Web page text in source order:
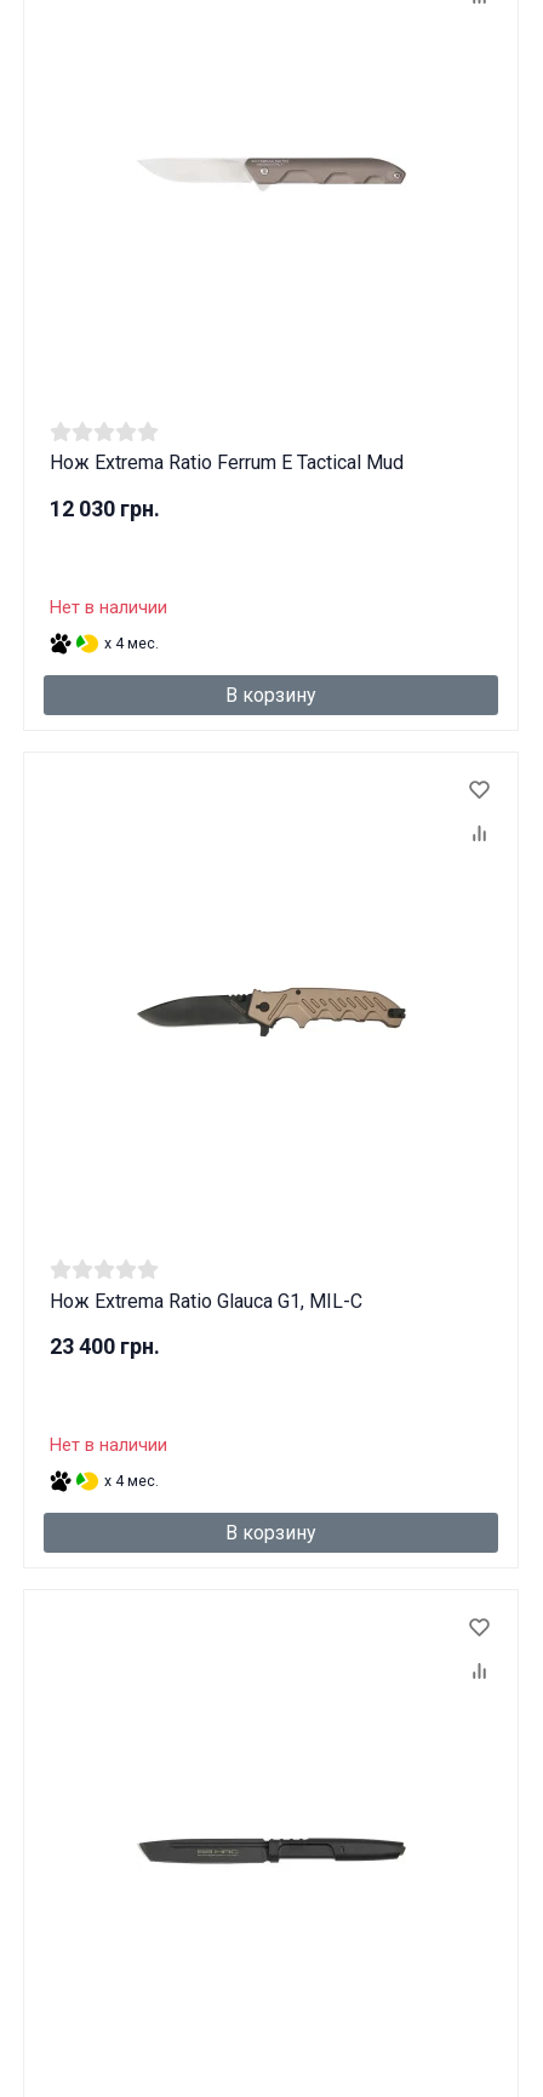
Нож Extrema Ratio Ferrum E Tactical Mud
12 030 грн.
Нет в наличии
x 4 мес.
В корзину
Нож Extrema Ratio Glauca G1, MIL-C
23 400 грн.
Нет в наличии
x 4 мес.
В корзину